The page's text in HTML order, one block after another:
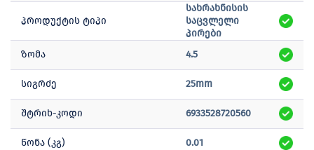
პროდუქტის ტიპი
სახრახნისის
საცვლელი
პირები
ზომა
4.5
სიგრძე 25mm
შტრიხ-კოდი 6933528720560
წონა (კგ) 0.01